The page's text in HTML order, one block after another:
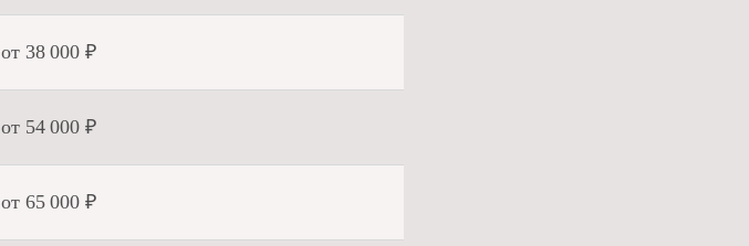
от 38 000 ₽
от 54 000 ₽
от 65 000 ₽